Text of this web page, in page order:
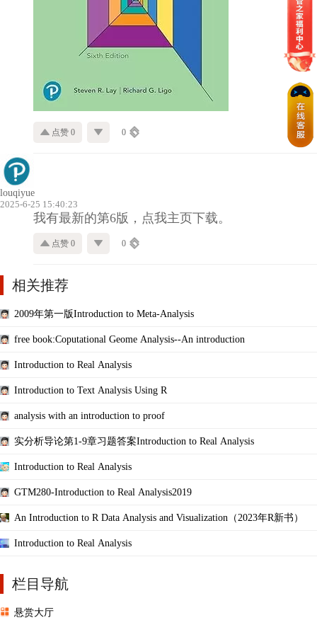
点赞 0 0
louqiyue
2025-6-25 15:40:23
我有最新的第6版，点我主页下载。
点赞 0 0
相关推荐
2009年第一版Introduction to Meta-Analysis
free book:Coputational Geome Analysis--An introduction
Introduction to Real Analysis
Introduction to Text Analysis Using R
analysis with an introduction to proof
实分析导论第1-9章习题答案Introduction to Real Analysis
Introduction to Real Analysis
GTM280-Introduction to Real Analysis2019
An Introduction to R Data Analysis and Visualization（2023年R新书）
Introduction to Real Analysis
栏目导航
悬赏大厅